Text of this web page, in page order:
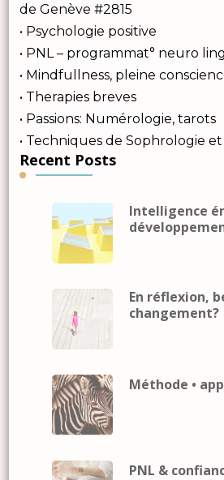
de Genève #2815
• Psychologie positive
• PNL – programmat° neuro
• Mindfullness, pleine
• Therapies breves
• Passions: Numérologie, tarots
• Techniques de Sophrologie
Recent Posts
Intelligence
En réflexion,
changement?
Méthode •
PNL &